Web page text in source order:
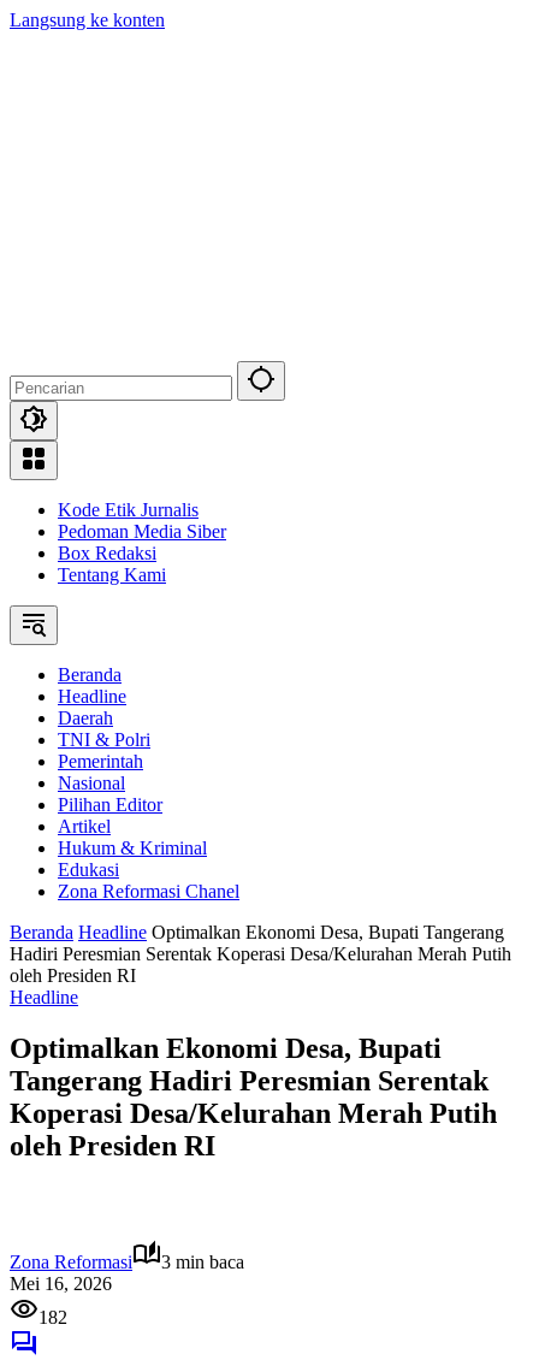
Langsung ke konten
Kode Etik Jurnalis
Pedoman Media Siber
Box Redaksi
Tentang Kami
Beranda
Headline
Daerah
TNI & Polri
Pemerintah
Nasional
Pilihan Editor
Artikel
Hukum & Kriminal
Edukasi
Zona Reformasi Chanel
Beranda Headline Optimalkan Ekonomi Desa, Bupati Tangerang
Hadiri Peresmian Serentak Koperasi Desa/Kelurahan Merah Putih
oleh Presiden RI
Headline
Optimalkan Ekonomi Desa, Bupati
Tangerang Hadiri Peresmian Serentak
Koperasi Desa/Kelurahan Merah Putih
oleh Presiden RI
Zona Reformasi
3 min baca
Mei 16, 2026
182